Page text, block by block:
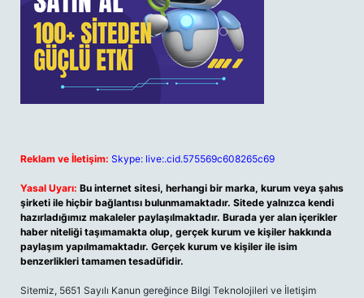
Reklam ve İletişim: Skype: live:.cid.575569c608265c69
Yasal Uyarı: Bu internet sitesi, herhangi bir marka, kurum veya şahıs
şirketi ile hiçbir bağlantısı bulunmamaktadır. Sitede yalnızca kendi
hazırladığımız makaleler paylaşılmaktadır. Burada yer alan içerikler
haber niteliği taşımamakta olup, gerçek kurum ve kişiler hakkında
paylaşım yapılmamaktadır. Gerçek kurum ve kişiler ile isim
benzerlikleri tamamen tesadüfidir.
Sitemiz, 5651 Sayılı Kanun gereğince Bilgi Teknolojileri ve İletişim